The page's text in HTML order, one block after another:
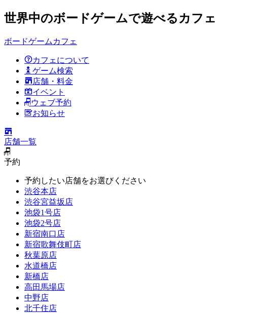
世界中のボードゲームで遊べるカフェ
ボードゲームカフェ
カフェについて
ゲーム検索
店舗・料金
イベント
ウェブ予約
お知らせ
店舗一覧
予約
予約したい店舗をお選びください
渋谷本店
渋谷宮益坂店
池袋1号店
池袋2号店
新宿南口店
新宿歌舞伎町店
秋葉原店
水道橋店
新橋店
高田馬場店
中野店
北千住店